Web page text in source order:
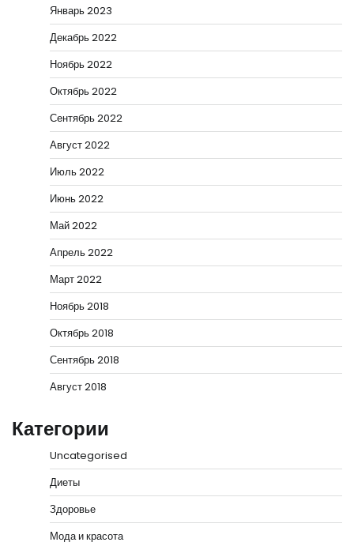
Январь 2023
Декабрь 2022
Ноябрь 2022
Октябрь 2022
Сентябрь 2022
Август 2022
Июль 2022
Июнь 2022
Май 2022
Апрель 2022
Март 2022
Ноябрь 2018
Октябрь 2018
Сентябрь 2018
Август 2018
Категории
Uncategorised
Диеты
Здоровье
Мода и красота